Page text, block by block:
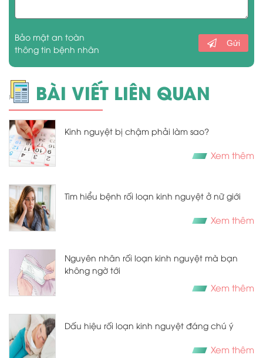
Bảo mật an toàn
thông tin bệnh nhân
Gửi
BÀI VIẾT LIÊN QUAN
Kinh nguyệt bị chậm phải làm sao?
Xem thêm
Tìm hiểu bệnh rối loạn kinh nguyệt ở nữ giới
Xem thêm
Nguyên nhân rối loạn kinh nguyệt mà bạn
không ngờ tới
Xem thêm
Dấu hiệu rối loạn kinh nguyệt đáng chú ý
Xem thêm